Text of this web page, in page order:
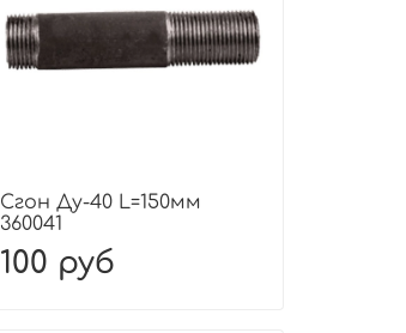
Сгон Ду-40 L=150мм
360041
100 руб